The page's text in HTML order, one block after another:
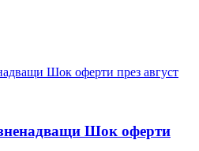
Шок оферти